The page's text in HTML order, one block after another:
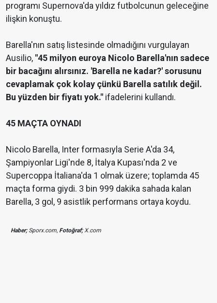
programı Supernova'da yıldız futbolcunun geleceğine
ilişkin konuştu.
Barella'nın satış listesinde olmadığını vurgulayan
Ausilio, "45 milyon euroya Nicolo Barella'nın sadece
bir bacağını alırsınız. 'Barella ne kadar?' sorusunu
cevaplamak çok kolay çünkü Barella satılık değil.
Bu yüzden bir fiyatı yok." ifadelerini kullandı.
45 MAÇTA OYNADI
Nicolo Barella, Inter formasıyla Serie A'da 34,
Şampiyonlar Ligi'nde 8, İtalya Kupası'nda 2 ve
Supercoppa İtaliana'da 1 olmak üzere; toplamda 45
maçta forma giydi. 3 bin 999 dakika sahada kalan
Barella, 3 gol, 9 asistlik performans ortaya koydu.
Haber;Sporx.com, Fotoğraf;X.com